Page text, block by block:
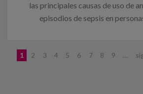
las principales causas de uso de
episodios de sepsis en
Páginas
1 2 3 4 5 6 7 8 9 …